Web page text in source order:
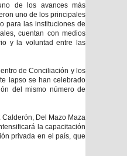
de los avances más
uno de los principales
para las instituciones de
cuentan con medios
y la voluntad entre las
de Conciliación y los
lapso se han celebrado
del mismo número de
Del Mazo Maza
la capacitación
privada en el país, que